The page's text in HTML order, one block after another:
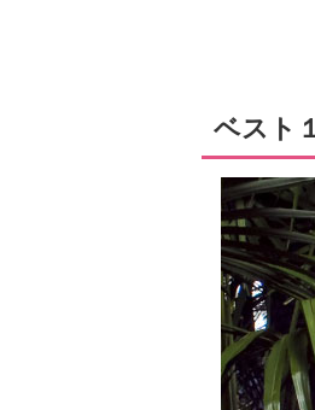
ベスト